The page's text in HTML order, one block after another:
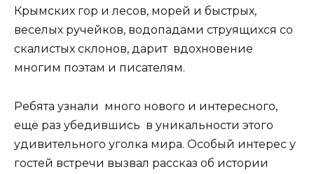
Крымских гор и лесов, морей и быстрых,
веселых ручейков, водопадами струящихся со
скалистых склонов, дарит вдохновение
многим поэтам и писателям.
Ребята узнали много нового и интересного,
ещё раз убедившись в уникальности этого
удивительного уголка мира. Особый интерес у
гостей встречи вызвал рассказ об истории